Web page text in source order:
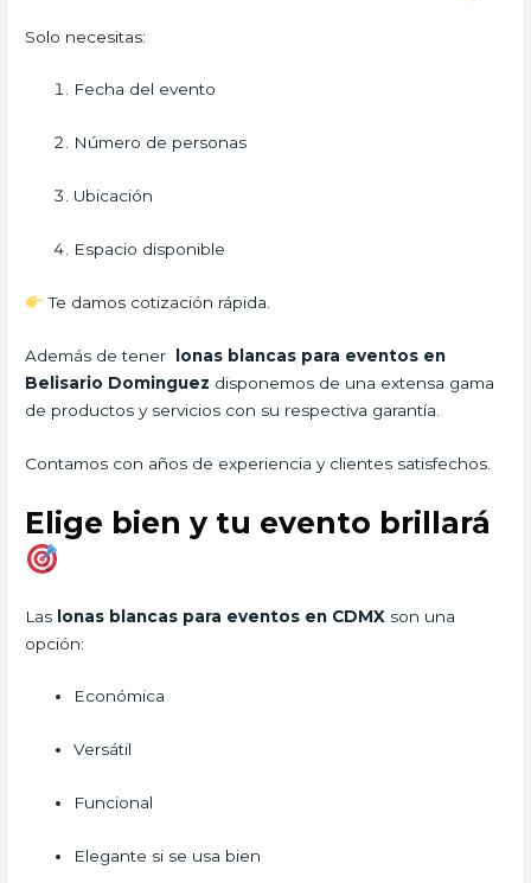
Solo necesitas:
Fecha del evento
Número de personas
Ubicación
Espacio disponible
Te damos cotización rápida.
Además de tener
lonas blancas para eventos en
Belisario Dominguez disponemos de una extensa gama
de productos y servicios con su respectiva garantía.
Contamos con años de experiencia y clientes satisfechos.
Elige bien y tu evento brillará
Las lonas blancas para eventos en CDMX son una
opción:
Económica
Versátil
Funcional
Elegante si se usa bien